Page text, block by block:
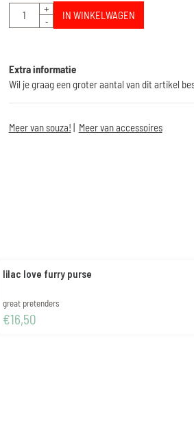
Aantal
+
-
IN WINKELWAGEN
Extra informatie
Wil je graag een groter aantal van dit artikel
Meer van souza! | Meer van accessoires
lilac love furry purse
Merk:
great pretenders
Prijs: 16,50
€16,50